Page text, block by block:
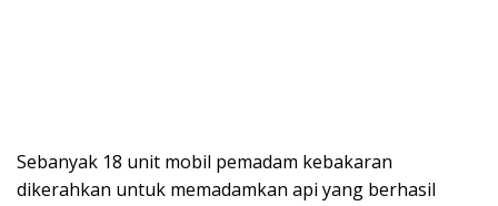
Sebanyak 18 unit mobil pemadam kebakaran
dikerahkan untuk memadamkan api yang berhasil